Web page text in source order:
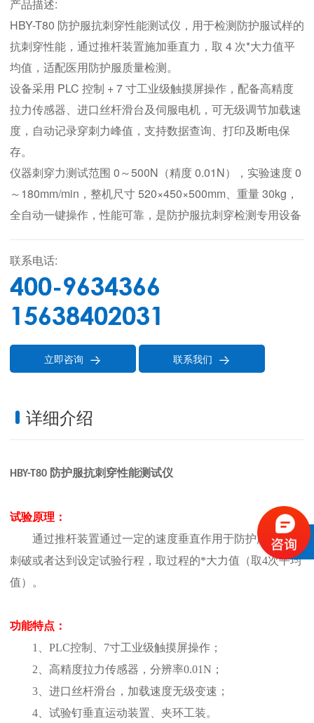
产品描述:
HBY-T80 防护服抗刺穿性能测试仪，用于检测防护服试样的
抗刺穿性能，通过推杆装置施加垂直力，取 4 次*大力值平
均值，适配医用防护服质量检测。
设备采用 PLC 控制 + 7 寸工业级触摸屏操作，配备高精度
拉力传感器、进口丝杆滑台及伺服电机，可无级调节加载速
度，自动记录穿刺力峰值，支持数据查询、打印及断电保
存。
仪器刺穿力测试范围 0～500N（精度 0.01N），实验速度 0
～180mm/min，整机尺寸 520×450×500mm、重量 30kg，
全自动一键操作，性能可靠，是防护服抗刺穿检测专用设备
联系电话:
400-9634366
15638402031
立即咨询  联系我们 
详细介绍
HBY-T80 防护服抗刺穿性能测试仪
试验原理 ：
通过推杆装置通过一定的速度垂直作用于防护服试样，
刺破或者达到设定试验行程 ， 取过程的*大力值 （取4次平均
值）。
功能特点 ：
1、PLC控制、 7寸工业级触摸屏操作；
2、高精度拉力传感器，分辨率0.01N；
3、进口丝杆滑台，加载速度无级变速 ；
4、 试验钉垂直运动装置 夹环工装。